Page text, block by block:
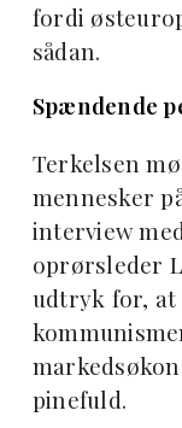
fordi
sådan.
Spændende
Terkelsen
mennesker
interview
oprørsleder
udtryk for, at
pinefuld.